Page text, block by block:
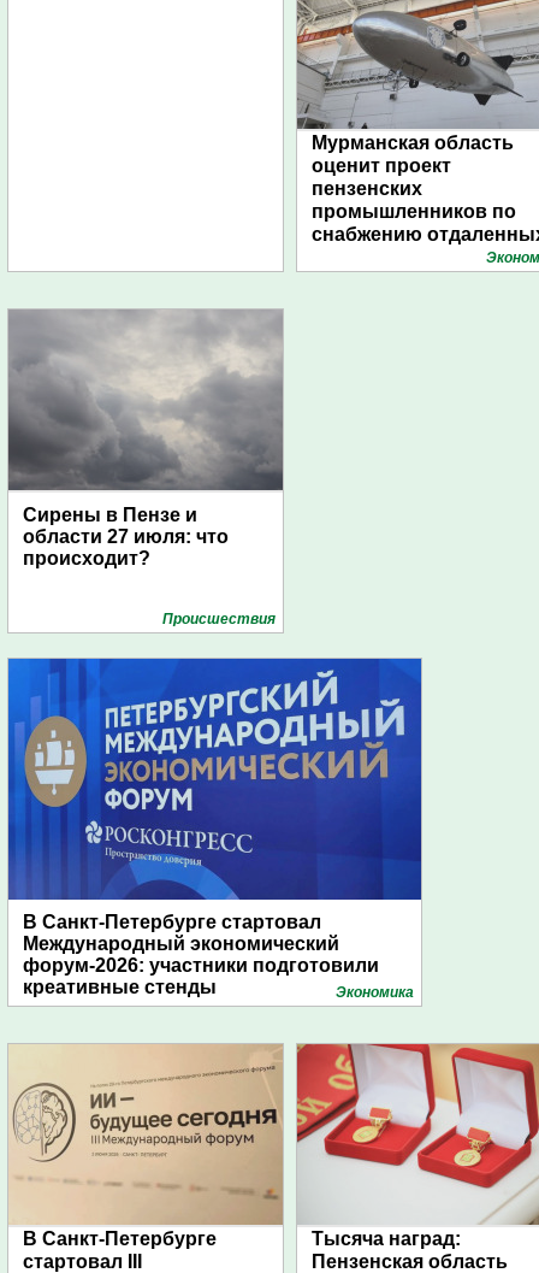
Мурманская область
оценит проект
пензенских
промышленников по
снабжению
поселений с помощью
Сирены в Пензе и
области 27 июля: что
происходит?
Проиcшествия
В Санкт-Петербурге стартовал
Международный экономический
форум-2026: участники подготовили
креативные стенды
Экономика
В Санкт-Петербурге
стартовал III
Тысяча наград:
Пензенская область